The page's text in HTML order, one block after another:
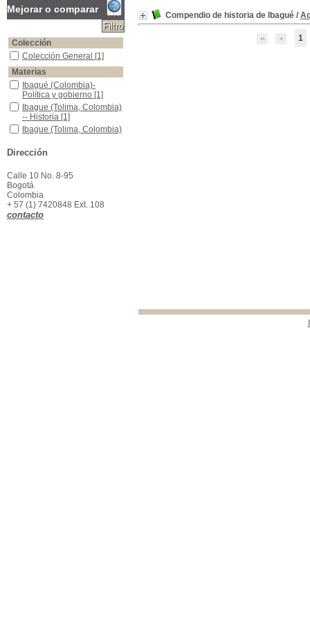
Compendio de historia de Ibagué /
1
Mejorar o comparar
Colección
Colección General
Colección General [1]
Materias
Ibagué (Colombia)-Política y gobierno
Ibagué (Colombia)-
Política y gobierno [1]
Ibague (Tolima, Colombia) -- Historia
Ibague (Tolima, Colombia)
-- Historia [1]
Ibague (Tolima, Colombia) -- Vida social y costumbres
Ibague (Tolima, Colombia)
costumbres
[1]
Dirección
Calle 10 No. 8-95
Bogotá
Colombia
+ 57 (1) 7420848 Ext. 108
contacto